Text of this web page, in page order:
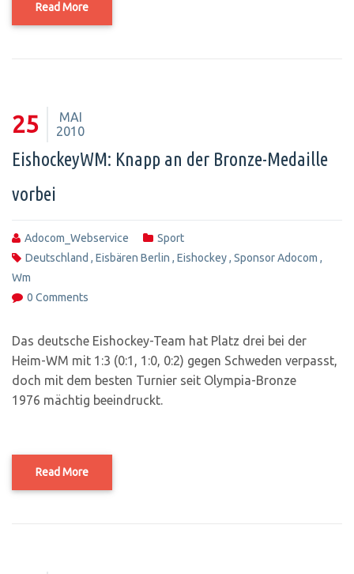
Read More
25
MAI
2010
EishockeyWM: Knapp an der Bronze-Medaille
vorbei
Adocom_Webservice
Sport
Deutschland , Eisbären Berlin , Eishockey, Sponsor Adocom ,
Wm
0 Comments
Das deutsche Eishockey-Team hat Platz drei bei der
Heim-WM mit 1:3 (0:1, 1:0, 0:2) gegen Schweden verpasst,
doch mit dem besten Turnier seit Olympia-Bronze
1976 mächtig beeindruckt.
Read More